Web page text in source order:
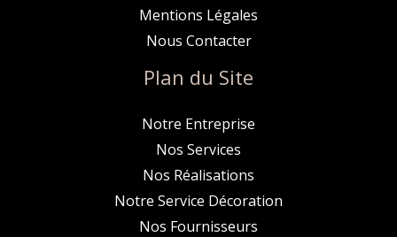
Mentions Légales
Nous Contacter
Plan du Site
Notre Entreprise
Nos Services
Nos Réalisations
Notre Service Décoration
Nos Fournisseurs